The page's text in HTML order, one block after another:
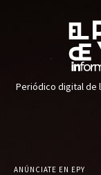
Periódico digital de
ANÚNCIATE EN EPY